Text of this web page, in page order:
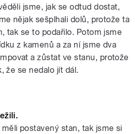
jsme, jak se odtud dostat,
nějak sešplhali dolů, protože ta
tak se to podařilo. Potom jsme
z kamenů a za ní jsme dva
a zůstat ve stanu, protože
že se nedalo jít dál.
jsem sama sebe a
postavený stan, tak jsme si